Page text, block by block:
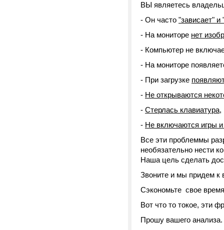
ВЫ являетесь
- Он часто "зависает" и
- На мониторе нет
- Компьютер не
- На мониторе
- При загрузке
- Не открываются
- Стерлась клавиатура,
- Не включаются игры
Все эти проблеммы
необязательно нести
Наша цель сделать
Звоните и мы придем к
Сэкономьте свое
Вот что то токое, эти
Прошу вашего анализа.